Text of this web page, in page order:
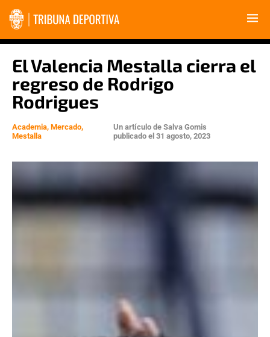
El Valencia Mestalla cierra el
regreso de Rodrigo
Rodrigues
Academia, Mercado,
Mestalla
Un artículo de Salva Gomis
publicado el 31 agosto, 2023